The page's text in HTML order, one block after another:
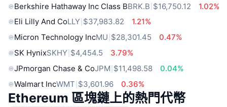
Berkshire Hathaway Inc Class BBRK.B $16,750.12
1.02%
Eli Lilly And CoLLY $37,983.82
1.21%
Micron Technology IncMU $28,301.45
0.47%
SK HynixSKHY $4,454.5
3.79%
JPmorgan Chase & CoJPM $11,498.58
0.04%
Walmart IncWMT $3,601.96 0.36%
Ethereum 區塊鏈上的熱門代幣